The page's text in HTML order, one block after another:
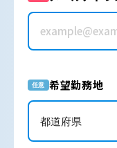
任意 希望勤務地